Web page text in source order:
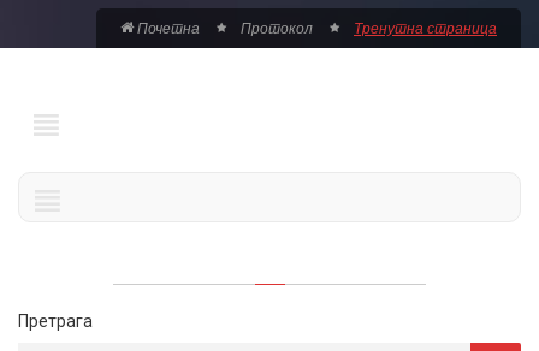
Почетна Протокол Тренутна страница
Претрага